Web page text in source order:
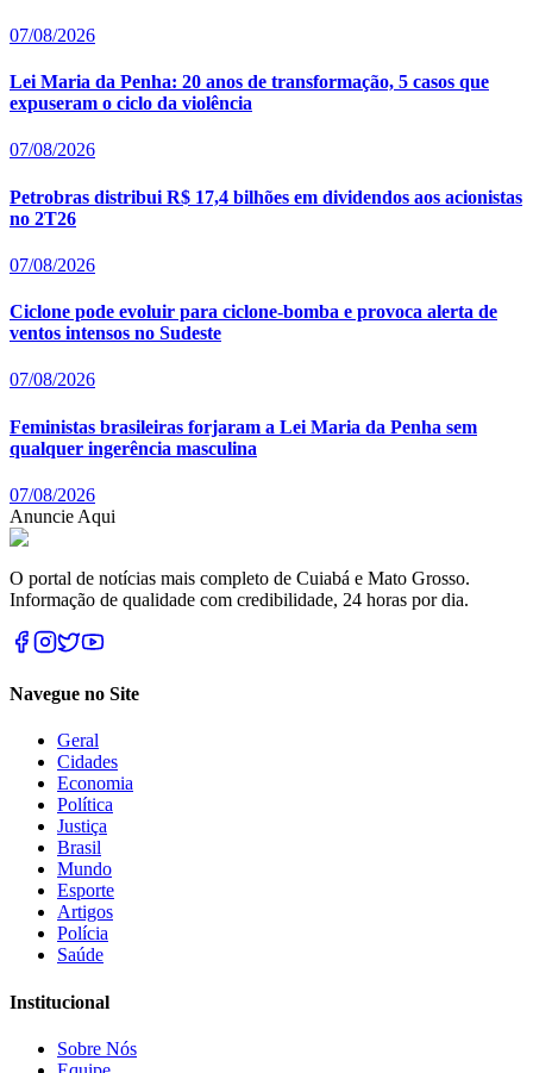
07/08/2026
Lei Maria da Penha: 20 anos de transformação, 5 casos que
expuseram o ciclo da violência
07/08/2026
Petrobras distribui R$ 17,4 bilhões em dividendos aos acionistas
no 2T26
07/08/2026
Ciclone pode evoluir para ciclone-bomba e provoca alerta de
ventos intensos no Sudeste
07/08/2026
Feministas brasileiras forjaram a Lei Maria da Penha sem
qualquer ingerência masculina
07/08/2026
Anuncie Aqui
O portal de notícias mais completo de Cuiabá e Mato Grosso.
Informação de qualidade com credibilidade, 24 horas por dia.
Navegue no Site
Geral
Cidades
Economia
Política
Justiça
Brasil
Mundo
Esporte
Artigos
Polícia
Saúde
Institucional
Sobre Nós